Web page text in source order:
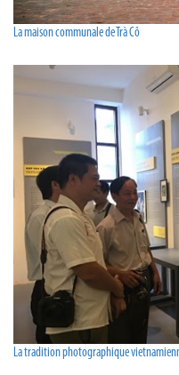
La maison communale de Trà Cô
La tradition photographique